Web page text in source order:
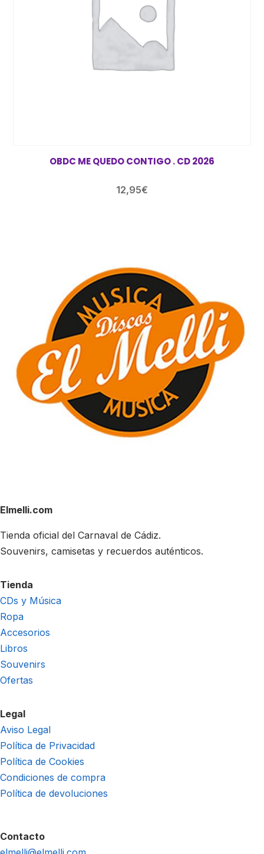
OBDC ME QUEDO CONTIGO . CD 2026
12,95€
Elmelli.com
Tienda oficial del Carnaval de Cádiz.
Souvenirs, camisetas y recuerdos auténticos.
Tienda
CDs y Música
Ropa
Accesorios
Libros
Souvenirs
Ofertas
Legal
Aviso Legal
Política de Privacidad
Política de Cookies
Condiciones de compra
Política de devoluciones
Contacto